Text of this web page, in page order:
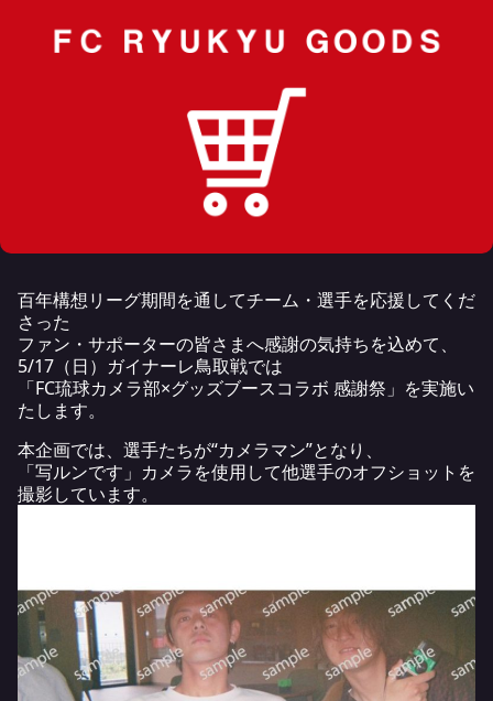
百年構想リーグ期間を通してチーム・選手を応援してくだ
さった
ファン・サポーターの皆さまへ感謝の気持ちを込めて、
5/17（日）ガイナーレ鳥取戦では
「FC琉球カメラ部×グッズブースコラボ 感謝祭」を実施い
たします。
本企画では、選手たちが“カメラマン”となり、
「写ルンです」カメラを使用して他選手のオフショットを
撮影しています。